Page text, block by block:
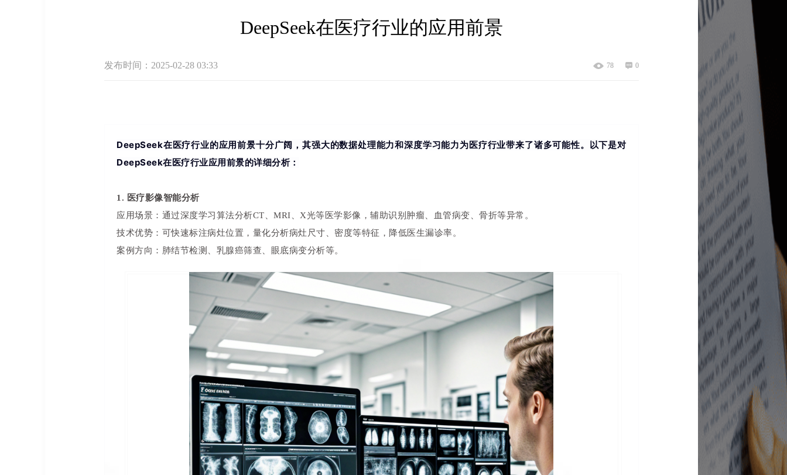
DeepSeek在医疗行业的应用前景
发布时间：2025-02-28 03:33 78 0
DeepSeek在医疗行业的应用前景十分广阔，其强大的数据处理能力和深度学习能力为医疗行业带来了诸多可能性。 以下是对
DeepSeek在医疗行业应用前景的详细分析：
1. 医疗影像智能分析
应用场景：通过深度学习算法分析CT、MRI、X光等医学影像，辅助识别肿瘤、血管病变、骨折等异常。
技术优势：可快速标注病灶位置，量化分析病灶尺寸、密度等特征，降低医生漏诊率。
案例方向：肺结节检测、乳腺癌筛查、眼底病变分析等。